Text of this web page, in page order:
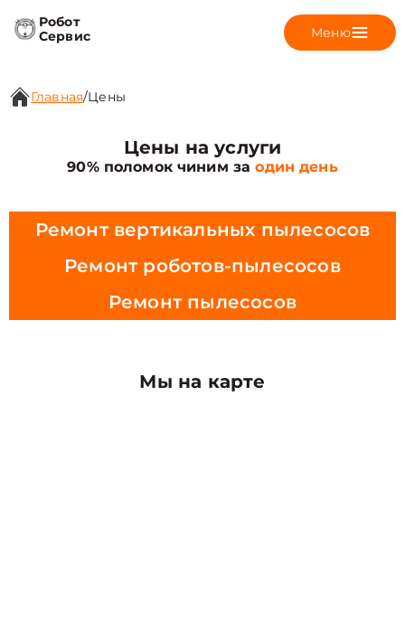
Робот
Сервис
Меню
Главная/Цены
Цены на услуги
90% поломок чиним заодин день
Ремонт вертикальных пылесосов
Ремонт роботов-пылесосов
Ремонт пылесосов
Мы на карте